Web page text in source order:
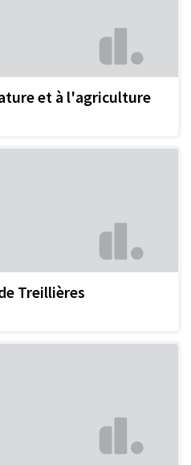
et à l'agriculture
Treillières